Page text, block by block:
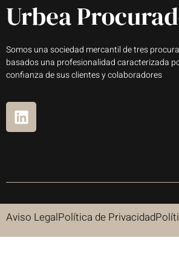
Somos una sociedad mercantil de tres
basados una profesionalidad caracterizada
confianza de sus clientes y colaboradores
Aviso LegalPolítica de Privacidad